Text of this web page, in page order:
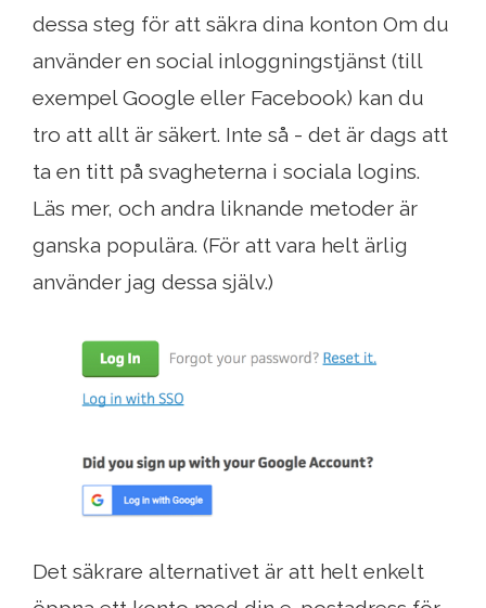
dessa steg för att säkra dina konton Om du
använder en social inloggningstjänst (till
exempel Google eller Facebook) kan du
tro att allt är säkert. Inte så - det är dags att
ta en titt på svagheterna i sociala logins.
Läs mer, och andra liknande metoder är
ganska populära. (För att vara helt ärlig
använder jag dessa själv.)
Det säkrare alternativet är att helt enkelt